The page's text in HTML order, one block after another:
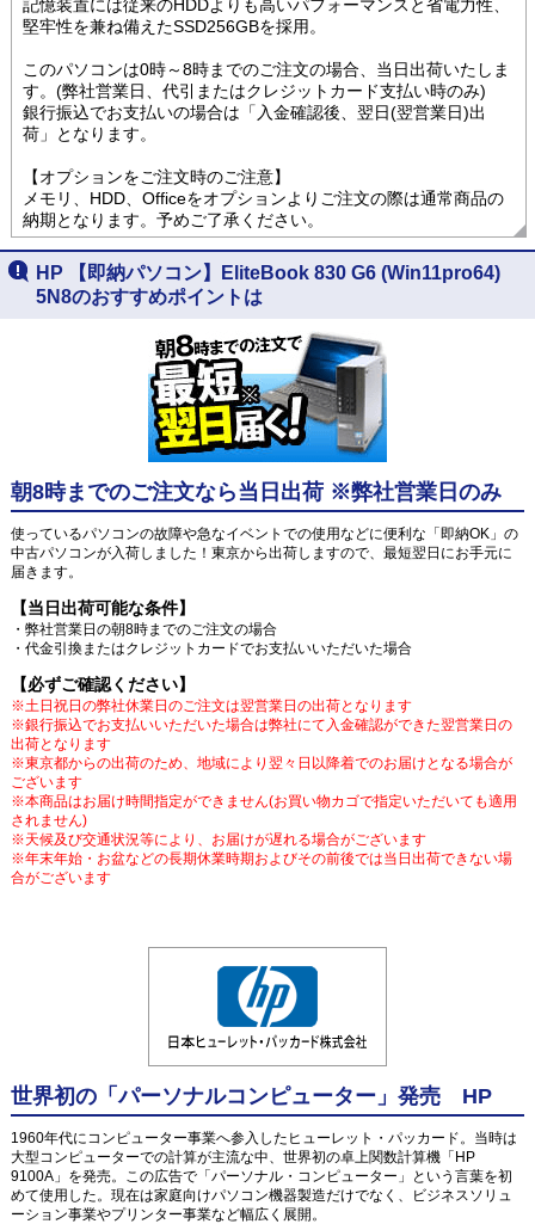
記憶装置には従来のHDDよりも高いパフォーマンスと省電力性、
堅牢性を兼ね備えたSSD256GBを採用。
このパソコンは0時～8時までのご注文の場合、当日出荷いたしま
す。(弊社営業日、代引またはクレジットカード支払い時のみ)
銀行振込でお支払いの場合は「入金確認後、翌日(翌営業日)出
荷」となります。
【オプションをご注文時のご注意】
メモリ、HDD、Officeをオプションよりご注文の際は通常商品の
納期となります。予めご了承ください。
HP 【即納パソコン】EliteBook 830 G6 (Win11pro64)
5N8のおすすめポイントは
朝8時までのご注文なら当日出荷 ※弊社営業日のみ
使っているパソコンの故障や急なイベントでの使用などに便利な「即納OK」の
中古パソコンが入荷しました！東京から出荷しますので、最短翌日にお手元に
届きます。
【当日出荷可能な条件】
・弊社営業日の朝8時までのご注文の場合
・代金引換またはクレジットカードでお支払いいただいた場合
【必ずご確認ください】
※土日祝日の弊社休業日のご注文は翌営業日の出荷となります
※銀行振込でお支払いいただいた場合は弊社にて入金確認ができた翌営業日の
出荷となります
※東京都からの出荷のため、地域により翌々日以降着でのお届けとなる場合が
ございます
※本商品はお届け時間指定ができません(お買い物カゴで指定いただいても適用
されません)
※天候及び交通状況等により、お届けが遅れる場合がございます
※年末年始・お盆などの長期休業時期およびその前後では当日出荷できない場
合がございます
世界初の「パーソナルコンピューター」発売 HP
1960年代にコンピューター事業へ参入したヒューレット・パッカード。当時は
大型コンピューターでの計算が主流な中、世界初の卓上関数計算機「HP
9100A」を発売。この広告で「パーソナル・コンピューター」という言葉を初
めて使用した。現在は家庭向けパソコン機器製造だけでなく、ビジネスソリュ
ーション事業やプリンター事業など幅広く展開。